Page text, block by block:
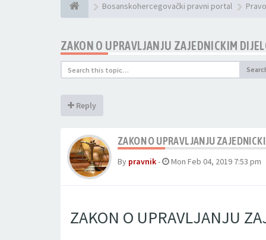
Bosanskohercegovački pravni portal
ZAKON O UPRAVLJANJU ZAJEDNICKIM
Reply
ZAKON O UPRAVLJANJU
By pravnik- Mon Feb 04, 2019 7:53 pm
ZAKON O UPRAVLJANJU